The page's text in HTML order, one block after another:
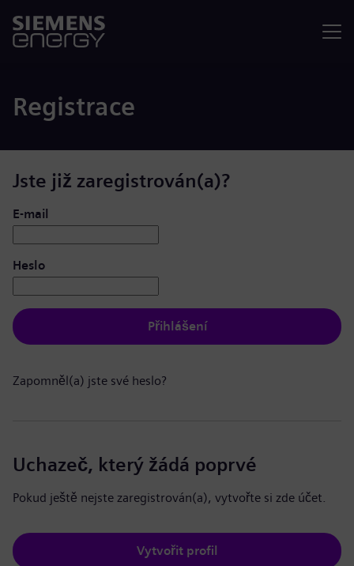
Registrace
Jste již zaregistrován(a)?
Přihlášení: uživatel a heslo
E-mail
Heslo
Přihlášení
Zapomněl(a) jste své heslo?
Uchazeč, který žádá poprvé
Pokud ještě nejste zaregistrován(a), vytvořte si zde účet.
Vytvořit profil